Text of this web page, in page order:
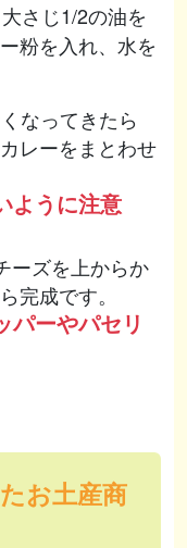
さじ1/2の油を
粉を入れ、水を
なってきたら
レーをまとわせ
ように注意
ーズを上からか
完成です。
パーやパセリ
お土産商